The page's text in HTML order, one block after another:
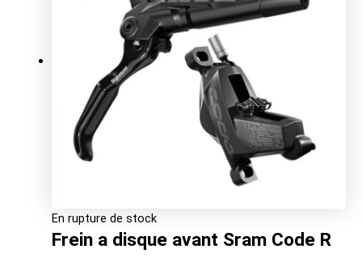
118.00€.69.26€.
En rupture de stock
Frein a disque avant Sram Code R